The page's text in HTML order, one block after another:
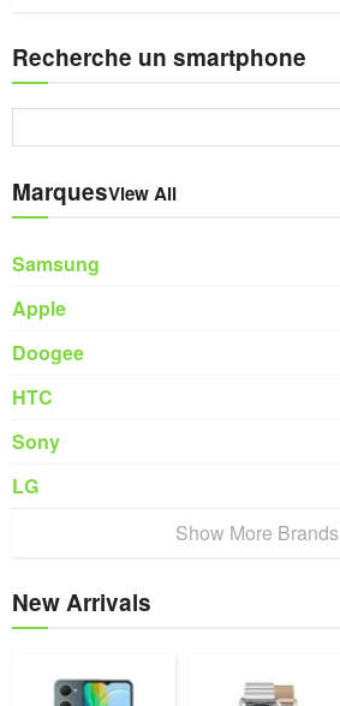
Recherche un smartphone
MarquesView All
Samsung
Apple
Doogee
HTC
Sony
LG
Show More Brands
New Arrivals